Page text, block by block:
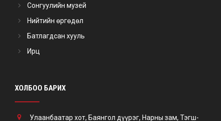
Сонгуулийн музей
Нийтийн өргөдөл
Батлагдсан хууль
Ирц
ХОЛБОО БАРИХ
Улаанбаатар хот, Баянгол дүүрэг, Нарны зам, Тэгш-